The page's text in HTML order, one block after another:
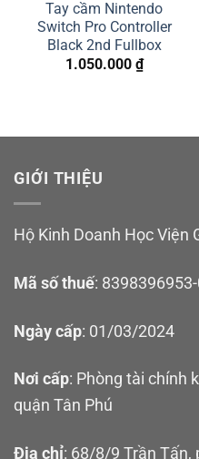
Tay cầm Nintendo
Switch Pro Controller
Black 2nd Fullbox
1.050.000 ₫
GIỚI THIỆU
Hộ Kinh Doanh Học Viện
Mã số thuế:
Ngày cấp: 01/03/2024
Nơi cấp: Phòng tài chính
quận Tân Phú
Địa chỉ: 68/8/9 Trần Tấn,